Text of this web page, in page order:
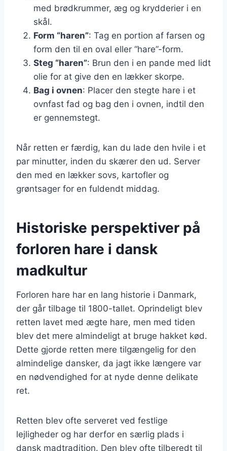
med brødkrummer, æg og krydderier i en
skål.
Form “haren”: Tag en portion af farsen og
form den til en oval eller “hare”-form.
Steg “haren”: Brun den i en pande med lidt
olie for at give den en lækker skorpe.
Bag i ovnen: Placer den stegte hare i et
ovnfast fad og bag den i ovnen, indtil den
er gennemstegt.
Når retten er færdig, kan du lade den hvile i et
par minutter, inden du skærer den ud. Server
den med en lækker sovs, kartofler og
grøntsager for en fuldendt middag.
Historiske perspektiver på
forloren hare i dansk
madkultur
Forloren hare har en lang historie i Danmark,
der går tilbage til 1800-tallet. Oprindeligt blev
retten lavet med ægte hare, men med tiden
blev det mere almindeligt at bruge hakket kød.
Dette gjorde retten mere tilgængelig for den
almindelige dansker, da jagt ikke længere var
en nødvendighed for at nyde denne delikate
ret.
Retten blev ofte serveret ved festlige
lejligheder og har derfor en særlig plads i
dansk madtradition. Den blev ofte tilberedt til